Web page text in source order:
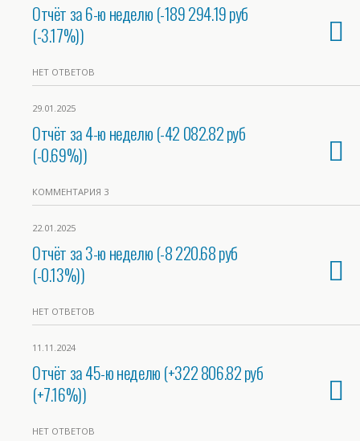
Отчёт за 6-ю неделю (-189 294.19 руб
(-3.17%))
НЕТ ОТВЕТОВ
29.01.2025
Отчёт за 4-ю неделю (-42 082.82 руб
(-0.69%))
КОММЕНТАРИЯ 3
22.01.2025
Отчёт за 3-ю неделю (-8 220.68 руб
(-0.13%))
НЕТ ОТВЕТОВ
11.11.2024
Отчёт за 45-ю неделю (+322 806.82 руб
(+7.16%))
НЕТ ОТВЕТОВ